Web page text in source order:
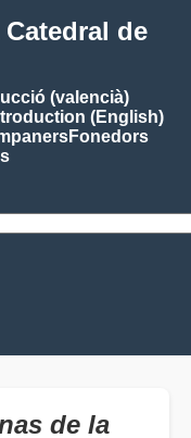
de
(valencià)
(English)
Fonedors
de la